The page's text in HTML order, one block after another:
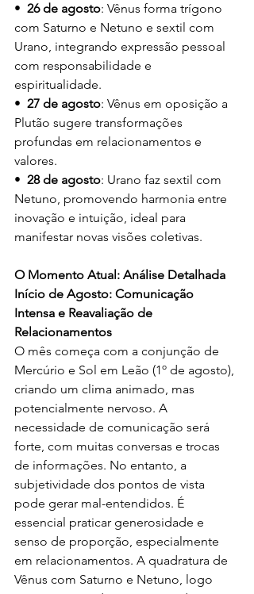
• 26 de agosto: Vênus forma trígono
com Saturno e Netuno e sextil com
Urano, integrando expressão pessoal
com responsabilidade e
espiritualidade.
• 27 de agosto: Vênus em oposição a
Plutão sugere transformações
profundas em relacionamentos e
valores.
• 28 de agosto: Urano faz sextil com
Netuno, promovendo harmonia entre
inovação e intuição, ideal para
manifestar novas visões coletivas.
O Momento Atual: Análise Detalhada
Início de Agosto: Comunicação
Intensa e Reavaliação de
Relacionamentos
O mês começa com a conjunção de
Mercúrio e Sol em Leão (1º de agosto),
criando um clima animado, mas
potencialmente nervoso. A
necessidade de comunicação será
forte, com muitas conversas e trocas
de informações. No entanto, a
subjetividade dos pontos de vista
pode gerar mal-entendidos. É
essencial praticar generosidade e
senso de proporção, especialmente
em relacionamentos. A quadratura de
Vênus com Saturno e Netuno, logo